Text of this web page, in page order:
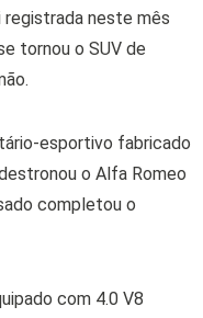
registrada neste mês
tornou o SUV de
esportivo fabricado
o Alfa Romeo
completou o
com 4.0 V8